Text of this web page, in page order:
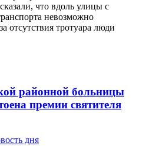
что вдоль улицы с
невозможно
отсутствия тротуара люди
районной больницы
премии святителя
дня